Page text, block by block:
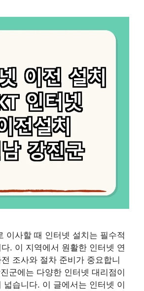
이사할 때 인터넷 설치는 필수적
. 이 지역에서 원활한 인터넷 연
조사와 절차 준비가 중요합니
군에는 다양한 인터넷 대리점이
넓습니다. 이 글에서는 인터넷 이